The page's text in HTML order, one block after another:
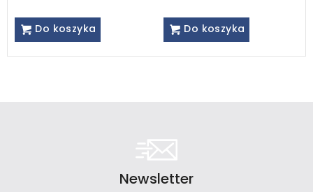
Do koszyka Do koszyka
Newsletter